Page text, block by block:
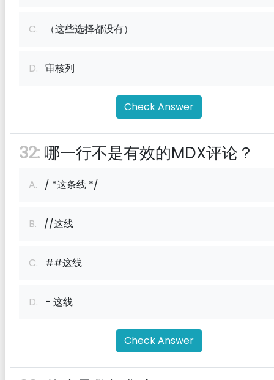
C. （这些选择都没有）
D. 审核列
Check Answer
32: 哪一行不是有效的MDX评论？
A. / *这条线 */
B. //这线
C. ##这线
D. - 这线
Check Answer